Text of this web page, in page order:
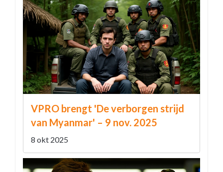
VPRO brengt 'De verborgen strijd
van Myanmar' – 9 nov. 2025
8 okt 2025